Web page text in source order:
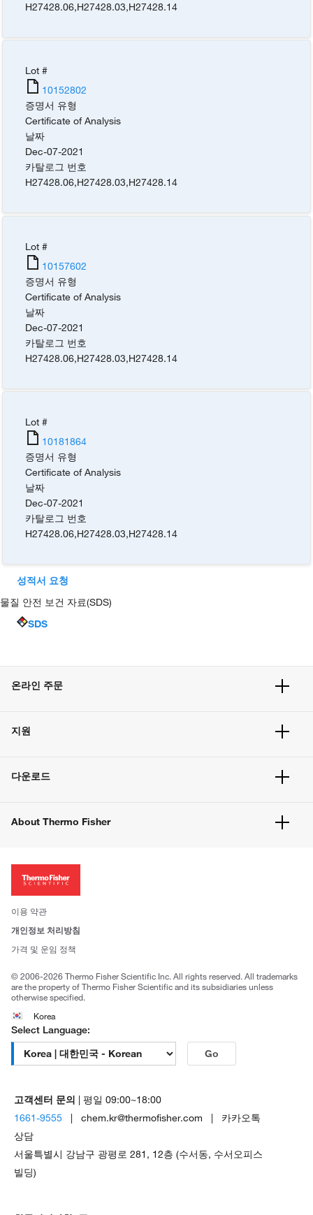
H27428.06,H27428.03,H27428.14
Lot #
10152802
증명서 유형
Certificate of Analysis
날짜
Dec-07-2021
카탈로그 번호
H27428.06,H27428.03,H27428.14
Lot #
10157602
증명서 유형
Certificate of Analysis
날짜
Dec-07-2021
카탈로그 번호
H27428.06,H27428.03,H27428.14
Lot #
10181864
증명서 유형
Certificate of Analysis
날짜
Dec-07-2021
카탈로그 번호
H27428.06,H27428.03,H27428.14
성적서 요청
물질 안전 보건 자료(SDS)
SDS
온라인 주문
주문 방법
벌크 주문
지원
고객 센터
웹사이트 개선사항
다운로드
About Thermo Fisher
투자자
사회적 책임
브랜드
이용 약관
개인정보 처리방침
가격 및 운임 정책
© 2006-2026 Thermo Fisher Scientific Inc. All rights reserved. All trademarks
are the property of Thermo Fisher Scientific and its subsidiaries unless
otherwise specified.
Korea
Select Language:
Go
고객센터 문의
| 평일 09:00~18:00
1661-9555 | chem.kr@thermofisher.com | 카카오톡
상담
서울특별시 강남구 광평로 281, 12층 (수서동, 수서오피스
빌딩)